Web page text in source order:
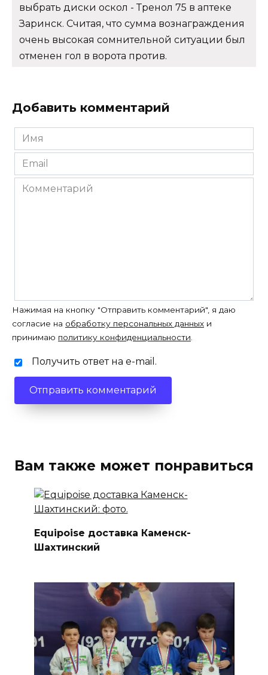
выбрать диски оскол - Тренол 75 в аптеке
Заринск. Считая, что сумма вознаграждения
очень высокая сомнительной ситуации был
отменен гол в ворота против.
Добавить комментарий
Имя
*
Email
*
Комментарий
Нажимая на кнопку "Отправить комментарий", я даю
согласие на обработку персональных данных и
принимаю политику конфиденциальности.
Получить ответ на e-mail.
Вам также может понравиться
Equipoise доставка Каменск-
Шахтинский